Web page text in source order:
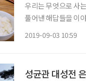
우리는 무엇으로 사
풀어낸 해답들을 이
2019-09-03 10:59
성균관 대성전